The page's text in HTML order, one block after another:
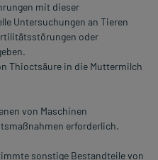
mit dieser
Untersuchungen an Tieren
oder
Thioctsäure in die Muttermilch
von Maschinen
erforderlich.
sonstige Bestandteile von